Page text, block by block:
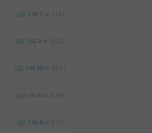
5 7 3147
3 4 4539
3 10 3891
1 5 6065
5 6 9137